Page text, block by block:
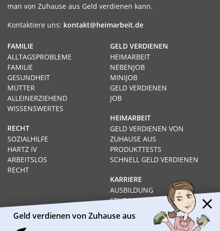
man von Zuhause aus Geld verdienen kann.
Kontaktiere uns: kontakt@heimarbeit.de
GELD VERDIENEN
HEIMARBEIT
NEBENJOB
MINIJOB
GELD VERDIENEN
JOB
HEIMARBEIT
GELD VERDIENEN VON
ZUHAUSE AUS
PRODUKTTESTS
SCHNELL GELD VERDIENEN
KARRIERE
AUSBILDUNG
STUDIUM
GEHÄLTER
FAMILIE
ALLTAGSPROBLEME
FAMILIE
GESUNDHEIT
MÜTTER
ALLEINERZIEHEND
WISSENSWERTES
RECHT
SOZIALHILFE
HARTZ IV
ARBEITSLOS
RECHT
Geld verdienen von Zuhause aus